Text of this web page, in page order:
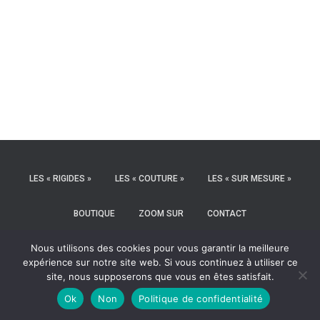
LES « RIGIDES » LES « COUTURE » LES « SUR MESURE »
BOUTIQUE ZOOM SUR CONTACT
MENTIONS LÉGALES POLITIQUE DE CONFIDENTIALITÉ CGV
INSTAGRAM
P
I
N
Nous utilisons des cookies pour vous garantir la meilleure
expérience sur notre site web. Si vous continuez à utiliser ce
site, nous supposerons que vous en êtes satisfait.
Ok
Non Politique de confidentialité